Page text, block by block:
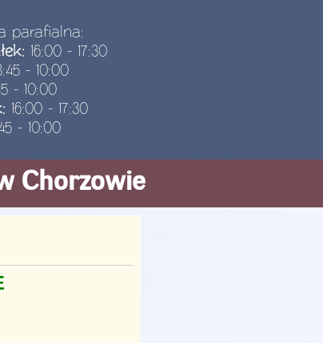
parafialna:
16:00 - 17:30
- 10:00
- 10:00
16:00 - 17:30
- 10:00
Chorzowie